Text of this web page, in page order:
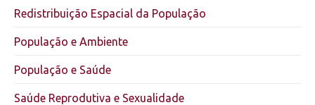
Redistribuição Espacial da População
População e Ambiente
População e Saúde
Saúde Reprodutiva e Sexualidade